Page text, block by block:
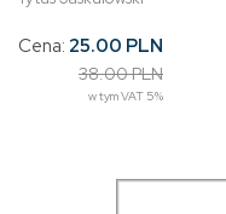
Cena: 25.00 PLN
38.00 PLN
w tym VAT 5%